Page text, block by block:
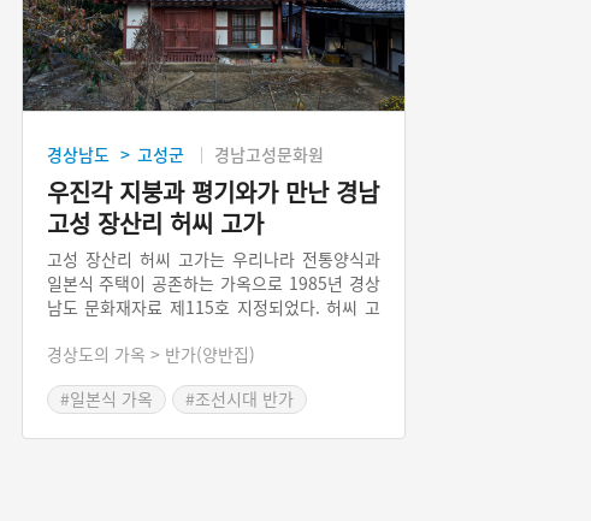
경상남도 > 고성군 경남고성문화원
우진각 지붕과 평기와가 만난 경남
고성 장산리 허씨 고가
고성 장산리 허씨 고가는 우리나라 전통양식과
일본식 주택이 공존하는 가옥으로 1985년 경상
남도 문화재자료 제115호 지정되었다. 허씨 고
을 대문, 가묘, 광으로 이루어져 있다. 각각의 건
물이 건축시기가 달라 시대의 흐름에 따라 가옥
의 구조가 변화하는 양상을 한 눈에 볼수 있다.
경상도의 가옥 > 반가(양반집)
#일본식 가옥
#조선시대 반가